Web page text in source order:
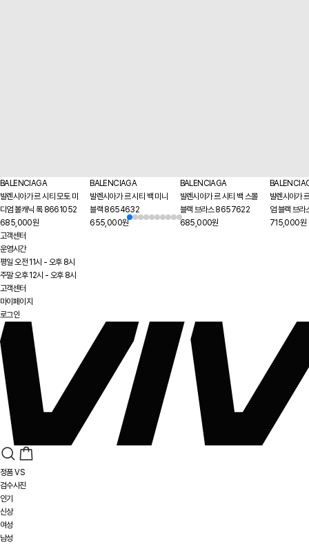
BALENCIAGA
발렌시아가 르 시티 모토 미
디엄 볼캐닉 록 8661052
685,000원
BALENCIAGA
발렌시아가 르 시티 백 미니
블랙 8654632
655,000원
BALENCIAGA
발렌시아가 르 시티 백 스몰
블랙 브라스 8657622
685,000원
발렌시아가
엄 블랙 브
715,000원
고객센터
운영시간
평일 오전 11시 - 오후 8시
주말 오후 12시 - 오후 8시
고객센터
마이페이지
로그인
정품 VS
검수사진
인기
신상
여성
남성